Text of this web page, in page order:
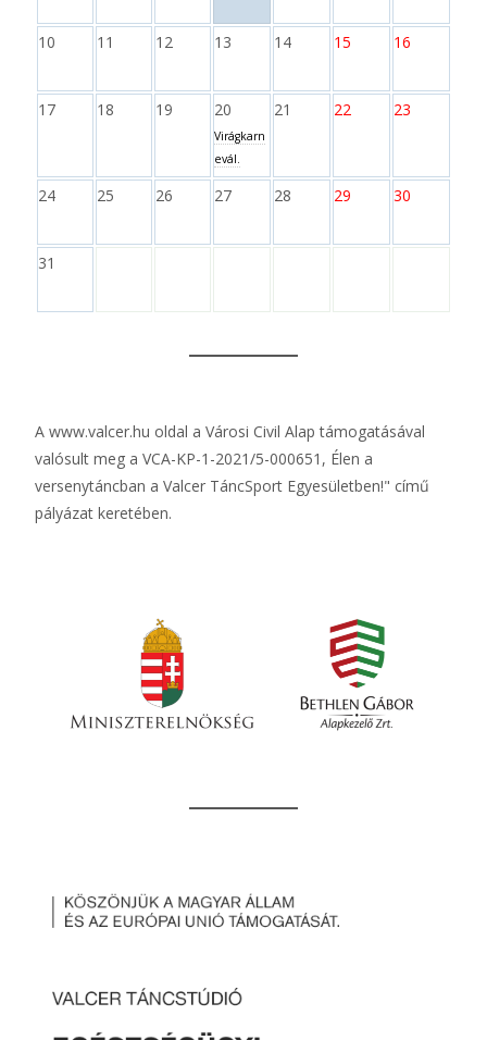
10 11 12 13 14 15 16
17 18 19 20
Virágkarn
evál.
21 22 23
24 25 26 27 28 29 30
31
A www.valcer.hu oldal a Városi Civil Alap támogatásával
valósult meg a VCA-KP-1-2021/5-000651, Élen a
versenytáncban a Valcer TáncSport Egyesületben!" című
pályázat keretében.